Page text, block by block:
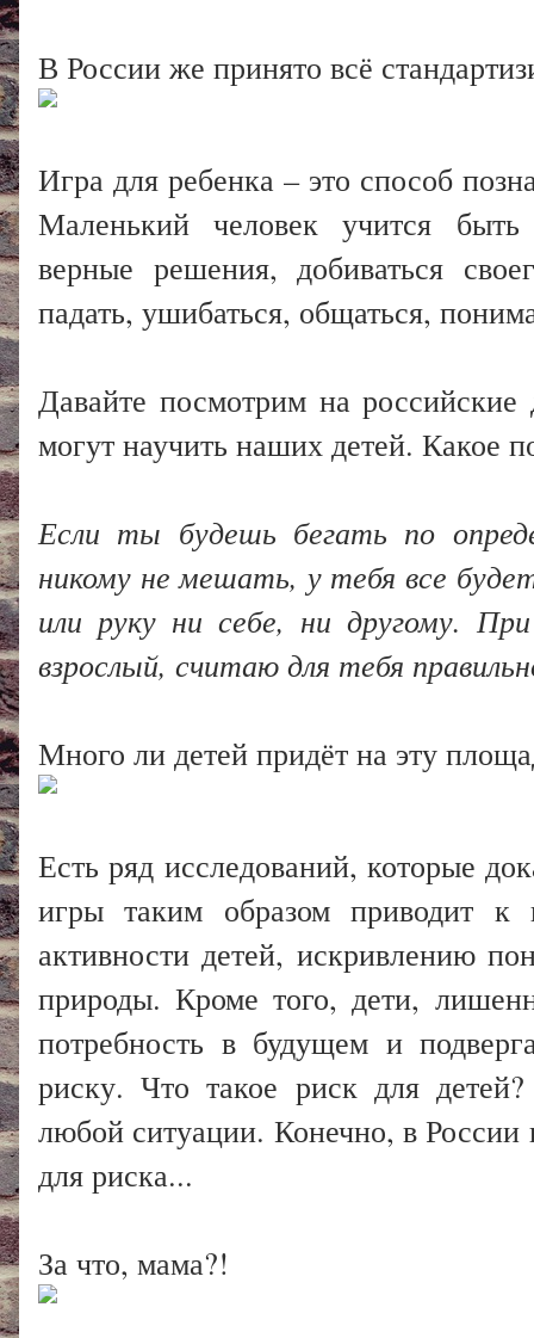
В России же принято всё
Игра для ребенка – это способ
Маленький человек учится
верные решения, добиваться
падать, ушибаться, общаться,
Давайте посмотрим на
могут научить наших детей. Какое
Если ты будешь бегать по
никому не мешать, у тебя все
или руку ни себе, ни другому.
взрослый, считаю для тебя
Много ли детей придёт на эту
Есть ряд исследований, которые
игры таким образом приводит к
активности детей, искривлению
природы. Кроме того, дети,
потребность в будущем и
риску. Что такое риск для
любой ситуации. Конечно, в
для риска...
За что, мама?!